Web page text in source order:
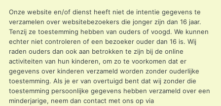
Onze website en/of dienst heeft niet de intentie gegevens te
verzamelen over websitebezoekers die jonger zijn dan 16 jaar.
Tenzij ze toestemming hebben van ouders of voogd. We kunnen
echter niet controleren of een bezoeker ouder dan 16 is. Wij
raden ouders dan ook aan betrokken te zijn bij de online
activiteiten van hun kinderen, om zo te voorkomen dat er
gegevens over kinderen verzameld worden zonder ouderlijke
toestemming. Als je er van overtuigd bent dat wij zonder die
toestemming persoonlijke gegevens hebben verzameld over een
minderjarige, neem dan contact met ons op via